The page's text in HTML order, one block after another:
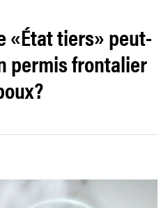
«État tiers» peut-
permis frontalier